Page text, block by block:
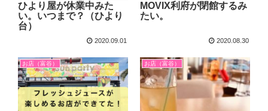
ひより屋が休業中みた
い。いつまで？（ひより
台）
2020.09.01
MOVIX利府が閉館するみ
たい。
2020.08.30
お店（富谷） お店（富谷）